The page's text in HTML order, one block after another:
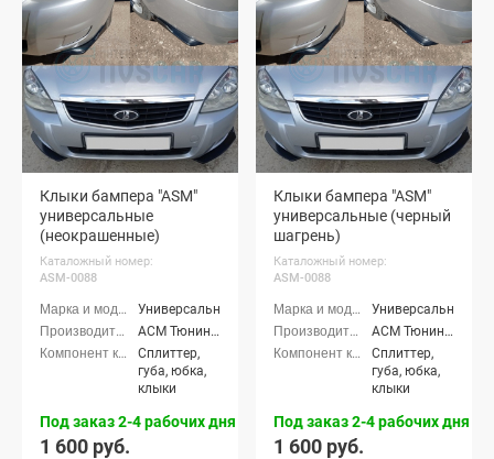
Клыки бампера "ASM"
универсальные
(неокрашенные)
Каталожный номер:
ASM-0088
Универсальные
АСМ Тюнинг (ASM tuning)
Сплиттер,
губа, юбка,
клыки
Под заказ 2-4 рабочих дня
1 600 руб.
Клыки бампера "ASM"
универсальные (черный
шагрень)
Каталожный номер:
ASM-0088
Универсальные
АСМ Тюнинг (ASM tuning)
Сплиттер,
губа, юбка,
клыки
Под заказ 2-4 рабочих дня
1 600 руб.